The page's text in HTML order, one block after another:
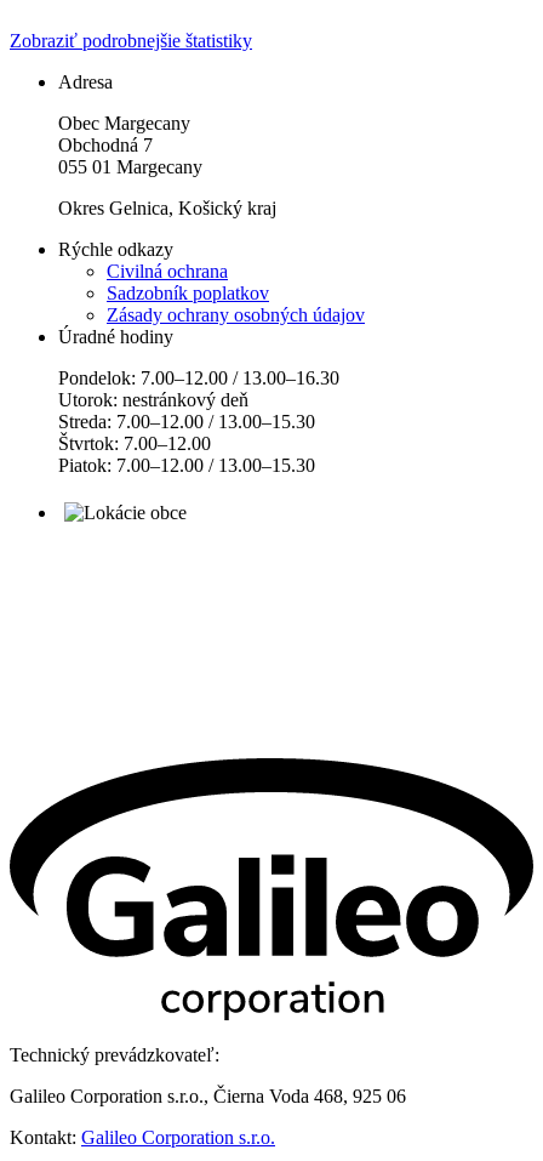
Zobraziť podrobnejšie štatistiky
Adresa
Obec Margecany
Obchodná 7
055 01 Margecany
Okres Gelnica, Košický kraj
Rýchle odkazy
Civilná ochrana
Sadzobník poplatkov
Zásady ochrany osobných údajov
Úradné hodiny
Pondelok: 7.00–12.00 / 13.00–16.30
Utorok: nestránkový deň
Streda: 7.00–12.00 / 13.00–15.30
Štvrtok: 7.00–12.00
Piatok: 7.00–12.00 / 13.00–15.30
Technický prevádzkovateľ:
Galileo Corporation s.r.o., Čierna Voda 468, 925 06
Kontakt: Galileo Corporation s.r.o.